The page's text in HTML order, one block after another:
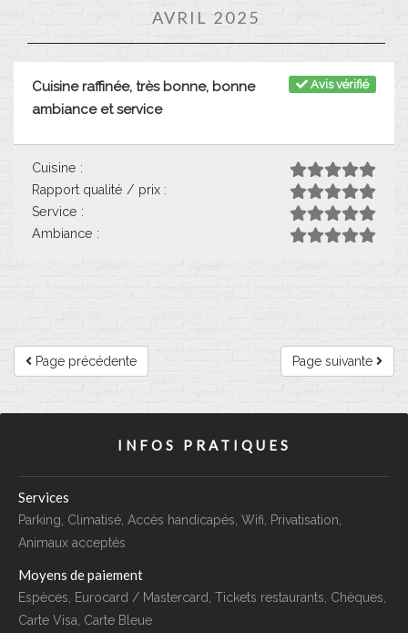
AVRIL 2025
Avis vérifié
Cuisine raffinée, très bonne, bonne
ambiance et service
Cuisine :
Rapport qualité / prix :
Service :
Ambiance :
Page suivante
Page précédente
INFOS PRATIQUES
Services
Parking, Climatisé, Accès handicapés, Wifi, Privatisation,
Animaux acceptés
Moyens de paiement
Espèces, Eurocard / Mastercard, Tickets restaurants, Chèques,
Carte Visa, Carte Bleue